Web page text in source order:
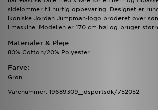
sidelommer til hurtig opbevaring. Designet er
ikoniske Jordan Jumpman‑logo broderet over
i maskine. Modellen er 170 cm høj og bruger
Materialer & Pleje
80% Cotton/20% Polyester
Farve:
Grøn
Varenummer: 19689309_jdsportsdk/752052